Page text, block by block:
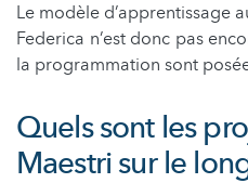
Le modèle d’apprentissage
Federica n’est donc pas
la programmation sont
Quels sont les
Maestri sur le